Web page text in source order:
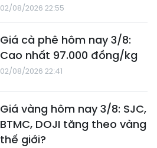
02/08/2026 22:55
Giá cà phê hôm nay 3/8:
Cao nhất 97.000 đồng/kg
02/08/2026 22:41
Giá vàng hôm nay 3/8: SJC,
BTMC, DOJI tăng theo vàng
thế giới?